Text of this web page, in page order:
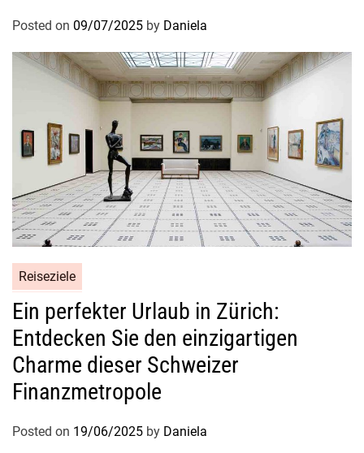
Posted on 09/07/2025 by Daniela
Reiseziele
Ein perfekter Urlaub in Zürich:
Entdecken Sie den einzigartigen
Charme dieser Schweizer
Finanzmetropole
Posted on 19/06/2025 by Daniela